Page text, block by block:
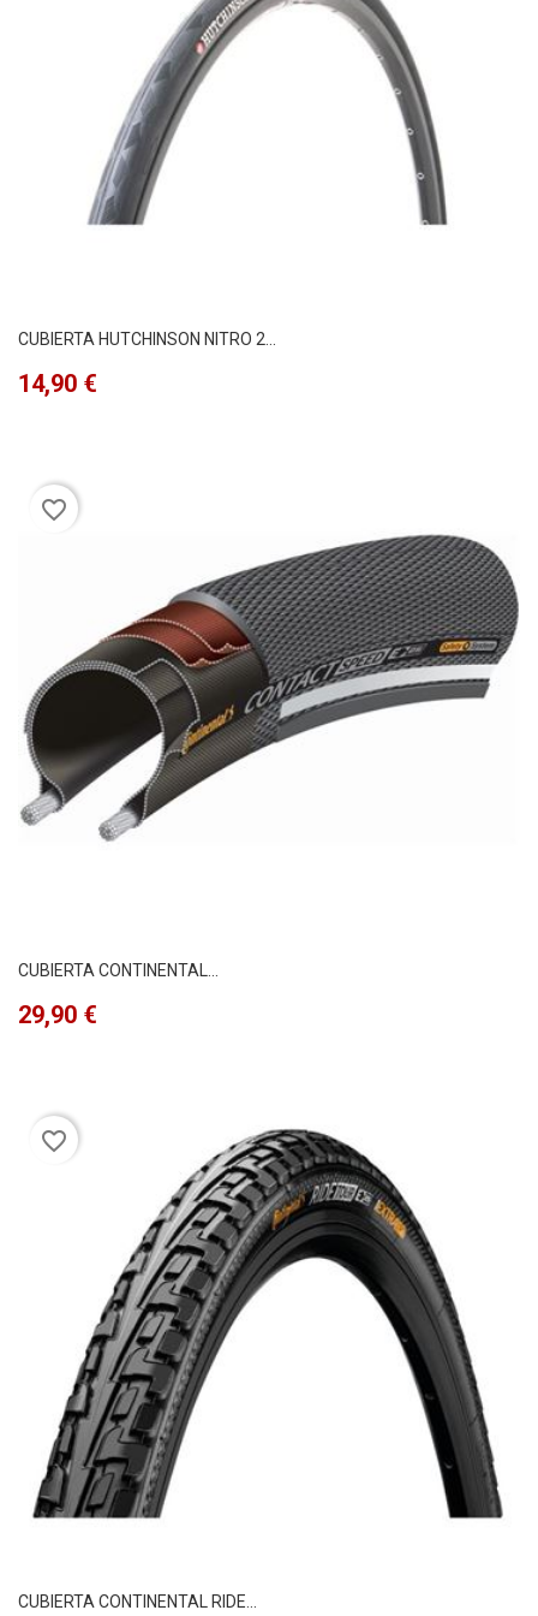
CUBIERTA HUTCHINSON NITRO 2...
Precio
14,90 €
favorite_border
CUBIERTA CONTINENTAL...
Precio
29,90 €
favorite_border
CUBIERTA CONTINENTAL RIDE...